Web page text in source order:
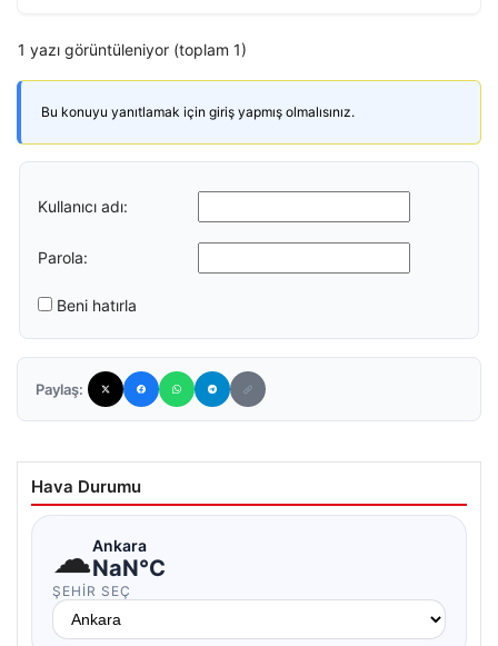
1 yazı görüntüleniyor (toplam 1)
Bu konuyu yanıtlamak için giriş yapmış olmalısınız.
Kullanıcı adı:
Parola:
Beni hatırla
Paylaş:
Hava Durumu
☁Ankara
NaN°C
ŞEHIR SEÇ